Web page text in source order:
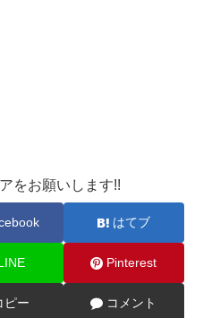
をお願いします!!
はてブ
Pinterest
ピー コメント